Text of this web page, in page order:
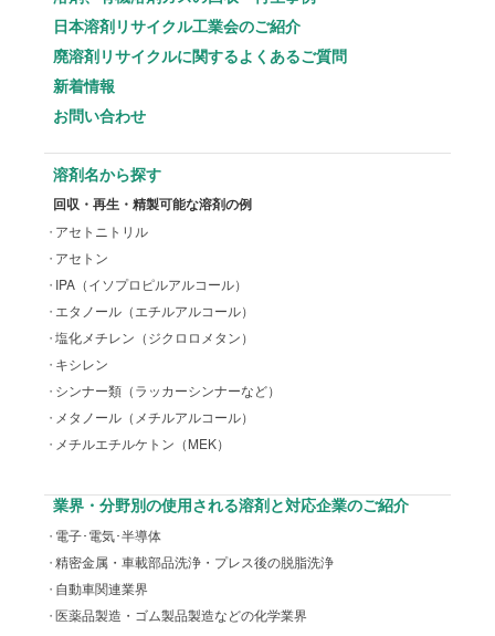
日本溶剤リサイクル工業会のご紹介
廃溶剤リサイクルに関するよくあるご質問
新着情報
お問い合わせ
溶剤名から探す
回収・再生・精製可能な溶剤の例
アセトニトリル
アセトン
IPA（イソプロピルアルコール）
エタノール（エチルアルコール）
塩化メチレン（ジクロロメタン）
キシレン
シンナー類（ラッカーシンナーなど）
メタノール（メチルアルコール）
メチルエチルケトン（MEK）
業界・分野別の使用される溶剤と対応企業のご紹介
電子･電気･半導体
精密金属・車載部品洗浄・プレス後の脱脂洗浄
自動車関連業界
医薬品製造・ゴム製品製造などの化学業界